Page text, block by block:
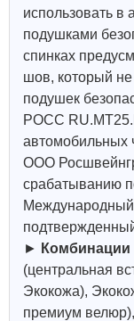
использовать
подушками
спинках
шов, который
подушек
РОСС
автомобильных
ООО
срабатыванию
Международный
► Комбинации
(центральная
Экокожа),
премиум